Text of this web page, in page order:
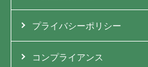
プライバシーポリシー
コンプライアンス